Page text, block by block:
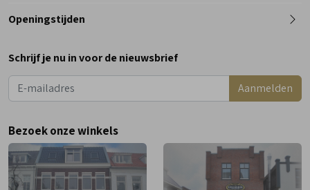
Openingstijden
Dinsdag
Woensdag
9:00 - 18:00
Vrijdag
Zaterdag
9:00 - 17:00
Schrijf je nu in voor de nieuwsbrief
Aanmelden
Bezoek onze winkels